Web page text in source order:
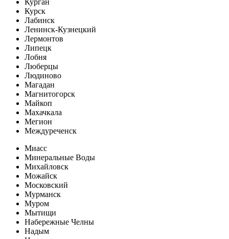
Курск
Лабинск
Ленинск-Кузнецкий
Лермонтов
Липецк
Лобня
Люберцы
Людиново
Магадан
Магнитогорск
Майкоп
Махачкала
Мегион
Междуреченск
Миасс
Минеральные Воды
Михайловск
Можайск
Московский
Мурманск
Муром
Мытищи
Набережные Челны
Надым